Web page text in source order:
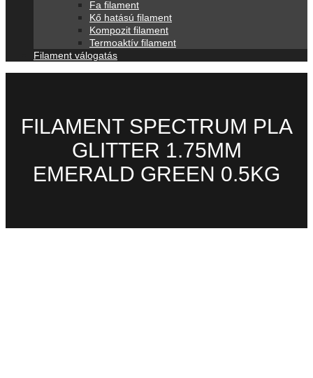
Fa filament
Kő hatású filament
Kompozit filament
Termoaktív filament
Filament válogatás
FILAMENT SPECTRUM PLA
GLITTER 1.75MM
EMERALD GREEN 0.5KG